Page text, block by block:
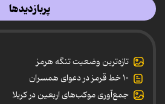
پربازدیدها
تازه‌ترین وضعیت تنگه هرمز
۱۰ خط قرمز در دعوای همسران
جمع‌آوری موکب‌های اربعین در کربلا